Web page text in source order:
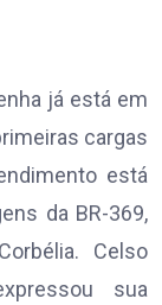
já está em
cargas
está
da BR-369,
Celso
sua